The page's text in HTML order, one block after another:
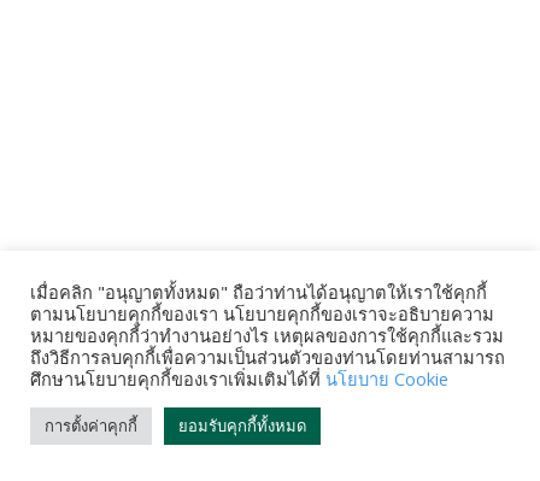
เมื่อคลิก "อนุญาตทั้งหมด" ถือว่าท่านได้อนุญาตให้เราใช้คุกกี้
ตามนโยบายคุกกี้ของเรา นโยบายคุกกี้ของเราจะอธิบายความ
หมายของคุกกี้ว่าทำงานอย่างไร เหตุผลของการใช้คุกกี้และรวม
ถึงวิธีการลบคุกกี้เพื่อความเป็นส่วนตัวของท่านโดยท่านสามารถ
ศึกษานโยบายคุกกี้ของเราเพิ่มเติมได้ที่ นโยบาย Cookie
การตั้งค่าคุกกี้ ยอมรับคุกกี้ทั้งหมด